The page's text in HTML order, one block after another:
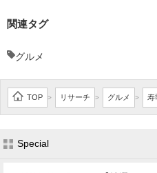
関連タグ
グルメ
TOP > リサーチ > グルメ > 寿
Special